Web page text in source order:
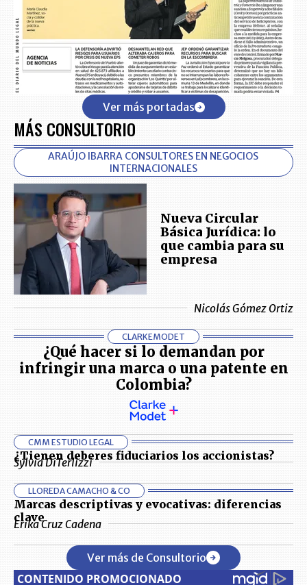
Ver más portadas
MÁS CONSULTORIO
ARAÚJO IBARRA CONSULTORES EN NEGOCIOS
INTERNACIONALES
Nueva Circular
Básica Jurídica: lo
que cambia para su
empresa
Nicolás Gómez Ortiz
CLARKEMODET
¿Qué hacer si lo demandan por
infringir una marca o una patente en
Colombia?
CMM ESTUDIO LEGAL
¿Tienen deberes fiduciarios los accionistas?
Sylvia DiTerlizzi
LLOREDA CAMACHO & CO
Marcas descriptivas y evocativas: diferencias
clave
Erika Cruz Cadena
Ver más de Consultorio